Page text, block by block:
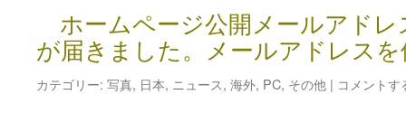
ホームページ公開メールアドレ
が届きました。メールアドレス
カテゴリー: 写真, 日本, ニュース, 海外, PC, その他 | コメントす